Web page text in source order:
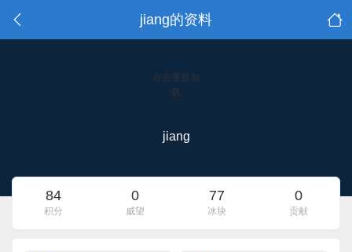
jiang的资料
点击重新加
载
jiang
84
积分
0
威望
77
冰块
0
贡献